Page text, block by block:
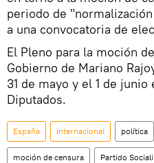
periodo de
a una convocatoria de
El Pleno para la moción
Gobierno de Mariano
31 de mayo y el 1 de
Diputados.
España Internacional política
moción de censura Partido